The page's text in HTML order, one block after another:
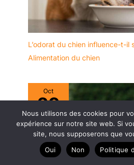
L’odorat du chien influence-t-il
Alimentation du chien
Oct
29
2025
Nous utilisons des cookies pour
expérience sur notre site web. Si
site, nous supposerons que
Oui
Non Politique